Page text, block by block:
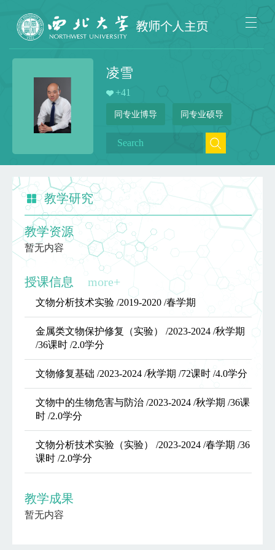
凌雪
+41
同专业博导 同专业硕导
教学研究
教学资源
暂无内容
授课信息 more+
文物分析技术实验 /2019-2020 /春学期
金属类文物保护修复（实验） /2023-2024 /秋学期
/36课时 /2.0学分
文物修复基础 /2023-2024 /秋学期 /72课时 /4.0学分
文物中的生物危害与防治 /2023-2024 /秋学期 /36课
时 /2.0学分
文物分析技术实验（实验） /2023-2024 /春学期 /36
课时 /2.0学分
教学成果
暂无内容